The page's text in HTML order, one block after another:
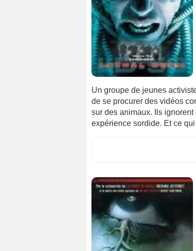
Un groupe de jeunes
de se procurer des vidéos
sur des animaux. Ils
expérience sordide. Et ce